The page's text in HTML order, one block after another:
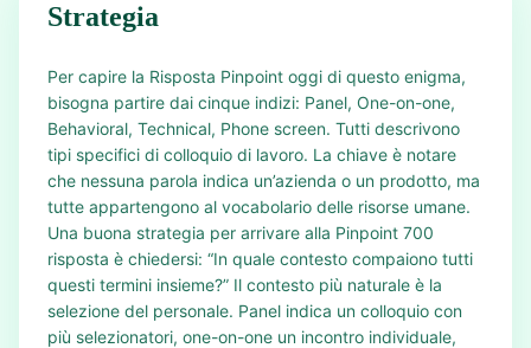
Strategia
Per capire la Risposta Pinpoint oggi di questo enigma,
bisogna partire dai cinque indizi: Panel, One-on-one,
Behavioral, Technical, Phone screen. Tutti descrivono
tipi specifici di colloquio di lavoro. La chiave è notare
che nessuna parola indica un’azienda o un prodotto, ma
tutte appartengono al vocabolario delle risorse umane.
Una buona strategia per arrivare alla Pinpoint 700
risposta è chiedersi: “In quale contesto compaiono tutti
questi termini insieme?” Il contesto più naturale è la
selezione del personale. Panel indica un colloquio con
più selezionatori, one-on-one un incontro individuale,